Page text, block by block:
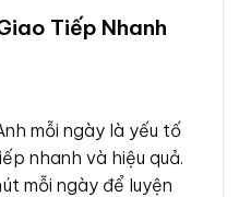
Tiếp Nhanh
mỗi ngày là yếu tố
nhanh và hiệu quả.
mỗi ngày để luyện